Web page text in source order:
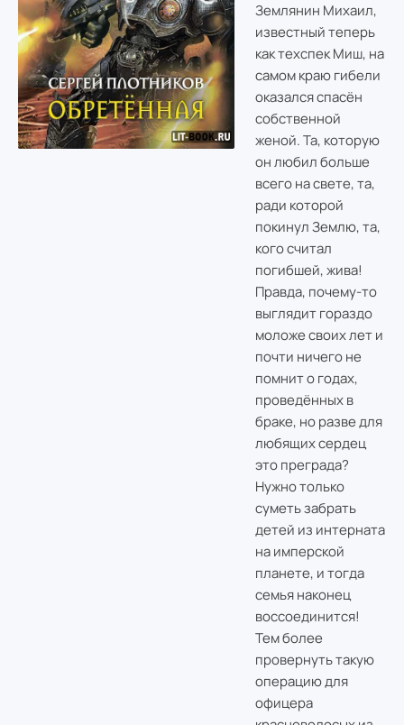
Землянин Михаил,
известный теперь
как техспек Миш, на
самом краю гибели
оказался спасён
собственной
женой. Та, которую
он любил больше
всего на свете, та,
ради которой
покинул Землю, та,
кого считал
погибшей, жива!
Правда, почему-то
выглядит гораздо
моложе своих лет и
почти ничего не
помнит о годах,
проведённых в
браке, но разве для
любящих сердец
это преграда?
Нужно только
суметь забрать
детей из интерната
на имперской
планете, и тогда
семья наконец
воссоединится!
Тем более
провернуть такую
операцию для
офицера